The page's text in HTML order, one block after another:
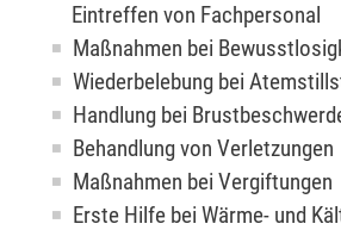
Eintreffen von Fachpersonal
Maßnahmen bei
Wiederbelebung bei
Handlung bei
Behandlung von Verletzungen
Maßnahmen bei Vergiftungen
Erste Hilfe bei Wärme- und